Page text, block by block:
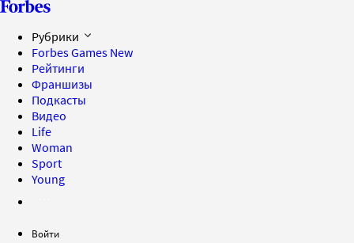
Рубрики
Forbes Games New
Рейтинги
Франшизы
Подкасты
Видео
Life
Woman
Sport
Young
Войти